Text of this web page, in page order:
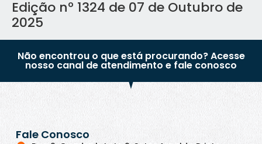
Edição nº 1324 de 07 de Outubro de
2025
Não encontrou o que está procurando? Acesse
nosso canal de atendimento e fale conosco
Fale Conosco